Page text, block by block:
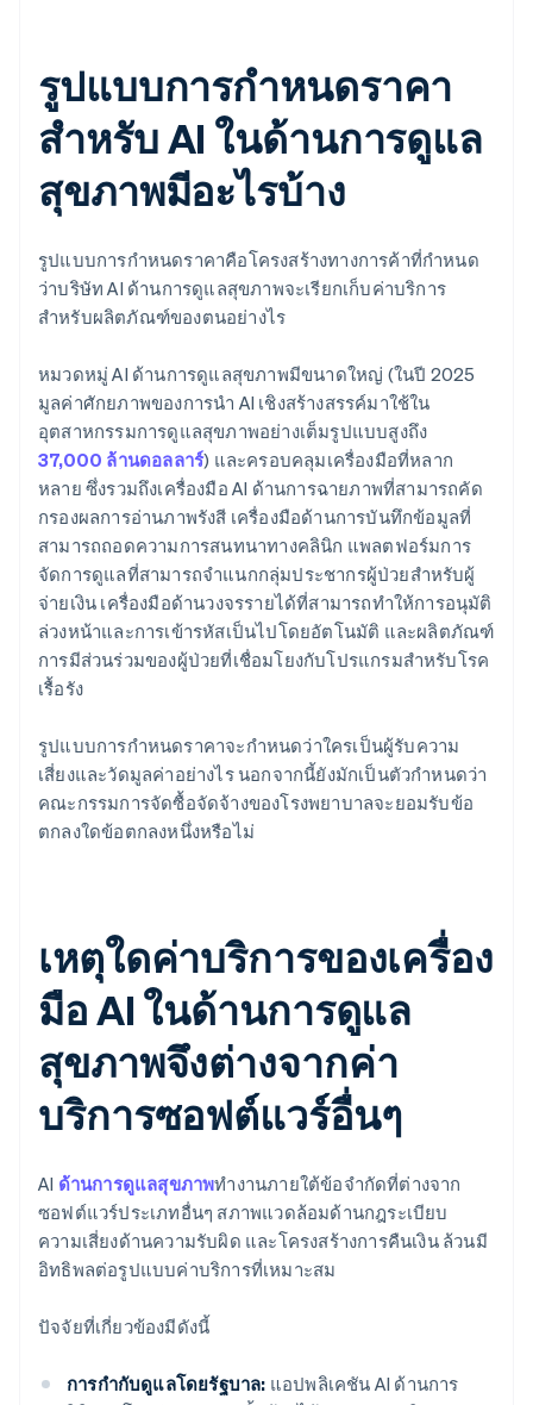
รูปแบบการกำหนดราคา
สำหรับ AI ในด้านการดูแล
สุขภาพมีอะไรบ้าง
รูปแบบการกำหนดราคาคือโครงสร้างทางการค้าที่กำหนด
ว่าบริษัท AI ด้านการดูแลสุขภาพจะเรียกเก็บค่าบริการ
สำหรับผลิตภัณฑ์ของตนอย่างไร
หมวดหมู่ AI ด้านการดูแลสุขภาพมีขนาดใหญ่ (ในปี 2025
มูลค่าศักยภาพของการนำ AI เชิงสร้างสรรค์มาใช้ใน
อุตสาหกรรมการดูแลสุขภาพอย่างเต็มรูปแบบสูงถึง
37,000 ล้านดอลลาร์) และครอบคลุมเครื่องมือที่หลาก
หลาย ซึ่งรวมถึงเครื่องมือ AI ด้านการฉายภาพที่สามารถคัด
กรองผลการอ่านภาพรังสี เครื่องมือด้านการบันทึกข้อมูลที่
สามารถถอดความการสนทนาทางคลินิก แพลตฟอร์มการ
จัดการดูแลที่สามารถจำแนกกลุ่มประชากรผู้ป่วยสำหรับผู้
จ่ายเงิน เครื่องมือด้านวงจรรายได้ที่สามารถทำให้การอนุมัติ
ล่วงหน้าและการเข้ารหัสเป็นไปโดยอัตโนมัติ และผลิตภัณฑ์
การมีส่วนร่วมของผู้ป่วยที่เชื่อมโยงกับโปรแกรมสำหรับโรค
เรื้อรัง
รูปแบบการกำหนดราคาจะกำหนดว่าใครเป็นผู้รับความ
เสี่ยงและวัดมูลค่าอย่างไร นอกจากนี้ยังมักเป็นตัวกำหนดว่า
คณะกรรมการจัดซื้อจัดจ้างของโรงพยาบาลจะยอมรับข้อ
ตกลงใดข้อตกลงหนึ่งหรือไม่
เหตุใดค่าบริการของเครื่อง
มือ AI ในด้านการดูแล
สุขภาพจึงต่างจากค่า
บริการซอฟต์แวร์อื่นๆ
AI ด้านการดูแลสุขภาพทำงานภายใต้ข้อจำกัดที่ต่างจาก
ซอฟต์แวร์ประเภทอื่นๆ สภาพแวดล้อมด้านกฎระเบียบ
ความเสี่ยงด้านความรับผิด และโครงสร้างการคืนเงิน ล้วนมี
อิทธิพลต่อรูปแบบค่าบริการที่เหมาะสม
ปัจจัยที่เกี่ยวข้องมีดังนี้
การกำกับดูแลโดยรัฐบาล: แอปพลิเคชัน AI ด้านการ